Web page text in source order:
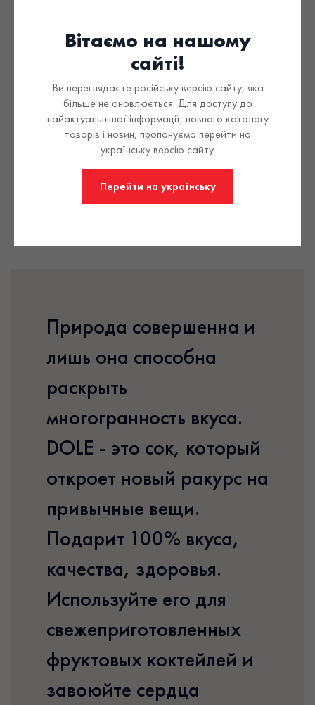
сахара полностью
состоящие из
натуральных
ингредиентов
Природа совершенна и
лишь она способна
раскрыть
многогранность вкуса.
DOLE - это сок, который
откроет новый ракурс на
привычные вещи.
Подарит 100% вкуса,
качества, здоровья.
Используйте его для
свежеприготовленных
фруктовых коктейлей и
завоюйте сердца
Вітаємо на нашому
сайті!
Ви переглядаєте російську версію сайту, яка
більше не оновлюється. Для доступу до
найактуальнішої інформації, повного каталогу
товарів і новин, пропонуємо перейти на
українську версію сайту.
Перейти на українську